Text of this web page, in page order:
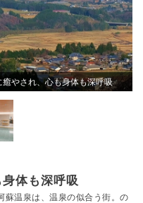
やされ、心も身体も深呼吸
体も深呼吸
蘇温泉は、温泉の似合う街。の